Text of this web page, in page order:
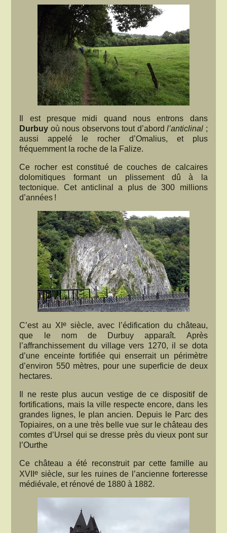
Il est presque midi quand nous entrons dans
Durbuy où nous observons tout d’abordl’anticlinal ;
aussi appelé le rocher d’Omalius, et plus
fréquemment la roche de la Falize.
Ce rocher est constitué de couches de calcaires
dolomitiques formant un plissement dû à la
tectonique. Cet anticlinal a plus de 300 millions
d’années !
C’est au XI esiècle, avec l’édification du château,
que le nom de Durbuy apparaît. Après
l’affranchissement du village vers 1270, il se dota
d’une enceinte fortifiée qui enserrait un périmètre
d’environ 550 mètres, pour une superficie de deux
hectares.
Il ne reste plus aucun vestige de ce dispositif de
fortifications, mais la ville respecte encore, dans les
grandes lignes, le plan ancien. Depuis le Parc des
Topiaires, on a une très belle vue sur le château des
comtes d’Ursel qui se dresse près du vieux pont sur
l’Ourthe
Ce château a été reconstruit par cette famille au
XVIIe siècle, sur les ruines de l’ancienne forteresse
médiévale, et rénové de 1880 à 1882.